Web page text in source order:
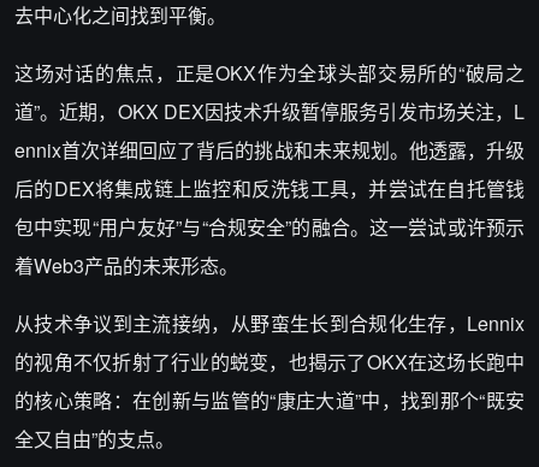
去中心化之间找到平衡。
这场对话的焦点，正是OKX作为全球头部交易所的“破局之
道”。近期，OKX DEX因技术升级暂停服务引发市场关注，L
ennix首次详细回应了背后的挑战和未来规划。他透露，升级
后的DEX将集成链上监控和反洗钱工具，并尝试在自托管钱
包中实现“用户友好”与“合规安全”的融合。这一尝试或许预示
着Web3产品的未来形态。
从技术争议到主流接纳，从野蛮生长到合规化生存，Lennix
的视角不仅折射了行业的蜕变，也揭示了OKX在这场长跑中
的核心策略：在创新与监管的“康庄大道”中，找到那个“既安
全又自由”的支点。